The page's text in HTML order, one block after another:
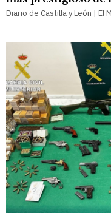
Diario de Castilla y León | El